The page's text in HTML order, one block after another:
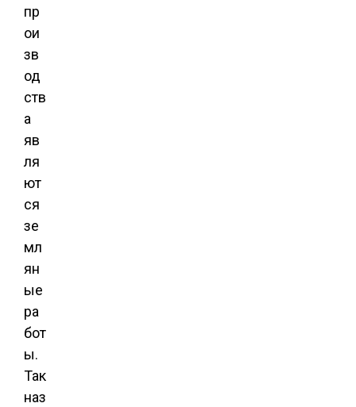
пр
ои
зв
од
ств
а
яв
ля
ют
ся
зе
мл
ян
ые
ра
бот
ы.
Так
наз